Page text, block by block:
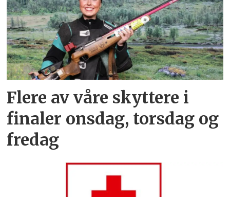
Flere av våre skyttere i
finaler onsdag, torsdag og
fredag